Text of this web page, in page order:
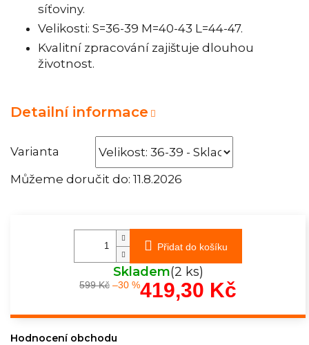
Varianta
Můžeme doručit do: 11.8.2026
síťoviny.
Velikosti: S=36-39 M=40-43 L=44-47.
Kvalitní zpracování zajištuje dlouhou
životnost.
Detailní informace
Přidat do košíku
Skladem(2 ks)
599 Kč –30 %419,30 KčMěrná
Hodnocení obchodu